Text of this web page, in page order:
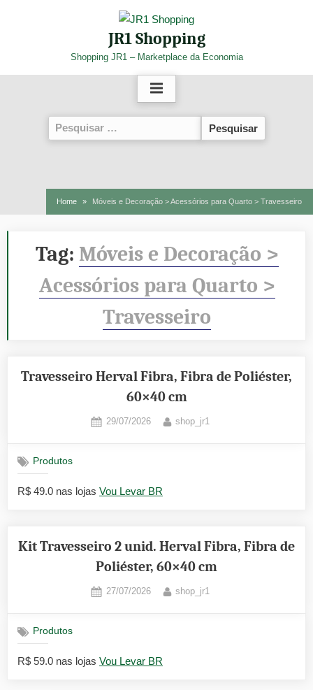
JR1 Shopping
Shopping JR1 – Marketplace da Economia
Pesquisar
por:
Home Móveis e Decoração > Acessórios para Quarto > Travesseiro
Tag: Móveis e Decoração >
Acessórios para Quarto >
Travesseiro
Travesseiro Herval Fibra, Fibra de Poliéster,
60×40 cm
Posted
29/07/2026 By
shop_jr1
Produtos
R$ 49.0 nas lojas Vou Levar BR
Kit Travesseiro 2 unid. Herval Fibra, Fibra de
Poliéster, 60×40 cm
Posted
27/07/2026 By
shop_jr1
Produtos
R$ 59.0 nas lojas Vou Levar BR